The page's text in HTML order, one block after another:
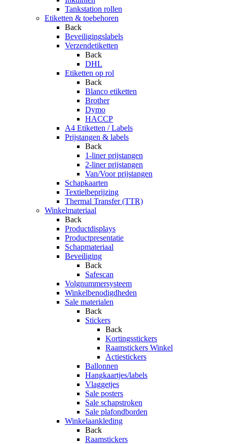
Tankstation rollen
Etiketten & toebehoren
Back
Beveiligingslabels
Verzendetiketten
Back
DHL
Etiketten op rol
Back
Blanco etiketten
Brother
Dymo
HACCP
A4 Etiketten / Labels
Prijstangen & labels
Back
1-liner prijstangen
2-liner prijstangen
Van/Voor prijstangen
Schapkaarten
Textielbeprijzing
Thermal Transfer (TTR)
Winkelmateriaal
Back
Productdisplays
Productpresentatie
Schapmateriaal
Beveiliging
Back
Safescan
Volgnummersysteem
Winkelbenodigdheden
Sale materialen
Back
Stickers
Back
Kortingsstickers
Raamstickers Winkel
Actiestickers
Ballonnen
Hangkaartjes/labels
Vlaggetjes
Sale posters
Sale schapstroken
Sale plafondborden
Winkelaankleding
Back
Raamstickers